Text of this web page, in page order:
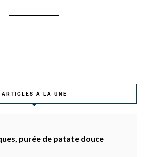
ARTICLES À LA UNE
purée de patate douce